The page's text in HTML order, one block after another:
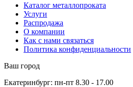
Каталог металлопроката
Услуги
Распродажа
О компании
Как с нами связаться
Политика конфиденциальности
Ваш город
Екатеринбург: пн-пт 8.30 - 17.00